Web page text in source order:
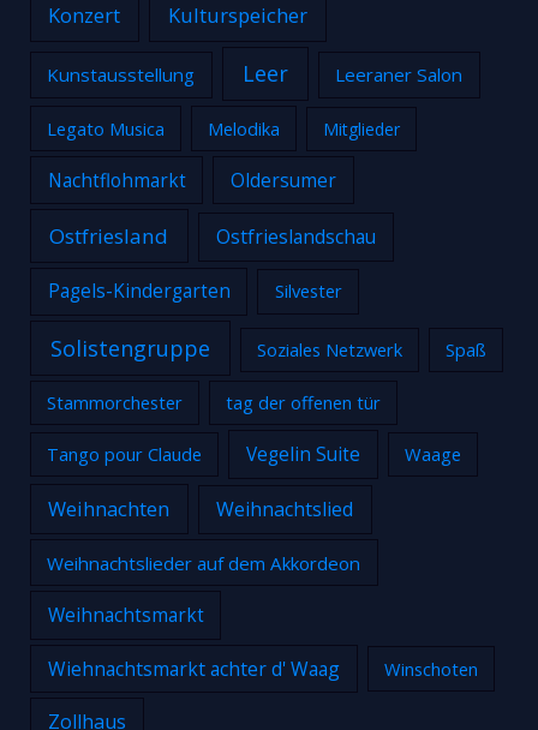
Konzert Kulturspeicher
Kunstausstellung Leer Leeraner Salon
Legato Musica Melodika Mitglieder
Nachtflohmarkt Oldersumer
Ostfriesland Ostfrieslandschau
Pagels-Kindergarten Silvester
Solistengruppe Soziales Netzwerk Spaß
Stammorchester tag der offenen tür
Tango pour Claude Vegelin Suite Waage
Weihnachten Weihnachtslied
Weihnachtslieder auf dem Akkordeon
Weihnachtsmarkt
Wiehnachtsmarkt achter d' Waag Winschoten
Zollhaus